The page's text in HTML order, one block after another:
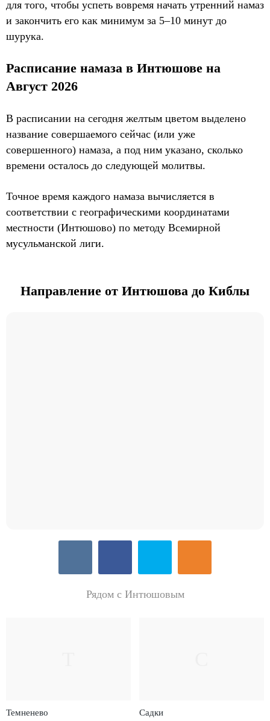
для того, чтобы успеть вовремя начать утренний намаз
и закончить его как минимум за 5–10 минут до
шурука.
Расписание намаза в Интюшове на
Август 2026
В расписании на сегодня желтым цветом выделено
название совершаемого сейчас (или уже
совершенного) намаза, а под ним указано, сколько
времени осталось до следующей молитвы.
Точное время каждого намаза вычисляется в
соответствии с географическими координатами
местности (Интюшово) по методу Всемирной
мусульманской лиги.
Направление от Интюшова до Киблы
Рядом с Интюшовым
Темненево Садки